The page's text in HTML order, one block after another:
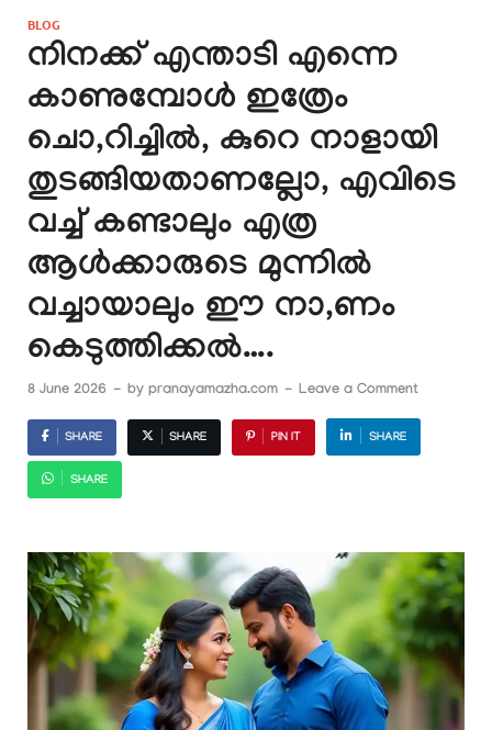
BLOG
നിനക്ക് എന്താടി എന്നെ
കാണുമ്പോൾ ഇത്രേം
ചൊ,റിച്ചിൽ, കുറെ നാളായി
തുടങ്ങിയതാണല്ലോ, എവിടെ
വച്ച് കണ്ടാലും എത്ര
ആൾക്കാരുടെ മുന്നിൽ
വച്ചായാലും ഈ നാ,ണം
കെടുത്തിക്കൽ….
8 June 2026 - by pranayamazha.com - Leave a Comment
SHARE SHARE PIN IT SHARE
SHARE